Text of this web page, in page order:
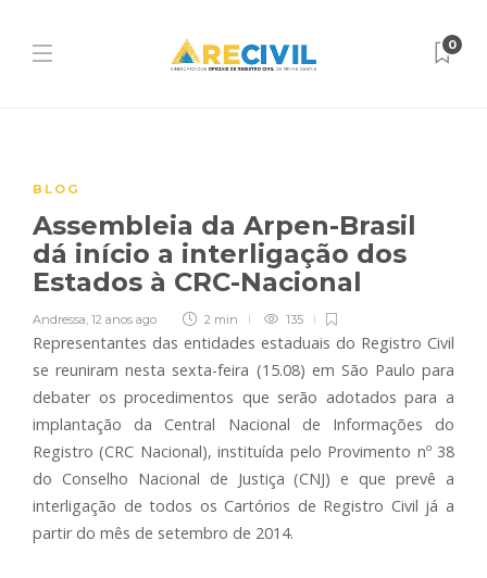
0
BLOG
Assembleia da Arpen-Brasil
dá início a interligação dos
Estados à CRC-Nacional
Andressa, 12 anos ago 2 min 135
Representantes das entidades estaduais do Registro Civil
se reuniram nesta sexta-feira (15.08) em São Paulo para
debater os procedimentos que serão adotados para a
implantação da Central Nacional de Informações do
Registro (CRC Nacional), instituída pelo Provimento nº 38
do Conselho Nacional de Justiça (CNJ) e que prevê a
interligação de todos os Cartórios de Registro Civil já a
partir do mês de setembro de 2014.